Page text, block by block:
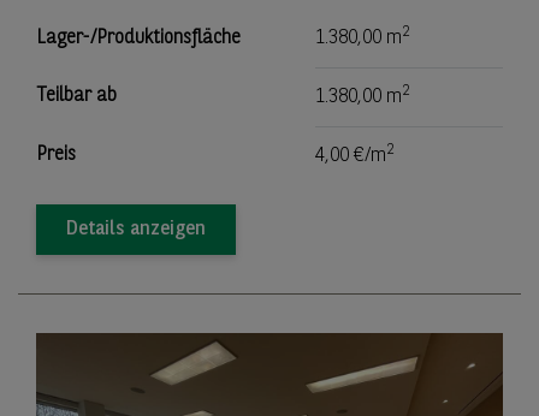
Lager-/Produktionsfläche 1.380,00 m2
Teilbar ab 1.380,00 m2
Preis 4,00 €/m2
Details anzeigen